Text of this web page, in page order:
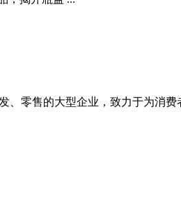
、零售的大型企业，致力于为消